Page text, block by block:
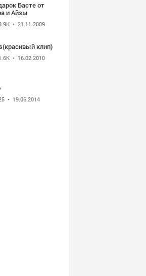
Басте от
и Айзы
• 21.11.2009
клип)
• 16.02.2010
• 19.06.2014